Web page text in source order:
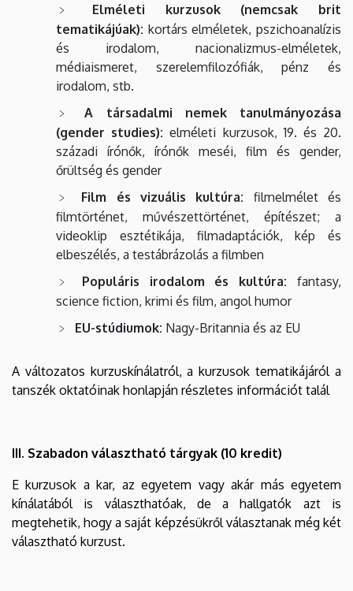
Elméleti kurzusok (nemcsak brit
tematikájúak): kortárs elméletek, pszichoanalízis
és irodalom, nacionalizmus-elméletek,
médiaismeret, szerelemfilozófiák, pénz és
irodalom, stb.
A társadalmi nemek tanulmányozása
(gender studies):elméleti kurzusok, 19. és 20.
századi írónők, írónők meséi, film és gender,
őrültség és gender
Film és vizuális kultúra: filmelmélet és
filmtörténet, művészettörténet, építészet; a
videoklip esztétikája, filmadaptációk, kép és
elbeszélés, a testábrázolás a filmben
Populáris irodalom és kultúra: fantasy,
science fiction, krimi és film, angol humor
EU-stúdiumok: Nagy-Britannia és az EU
A változatos kurzuskínálatról, a kurzusok tematikájáról a
tanszék oktatóinak honlapján részletes információt talál
III. Szabadon választható tárgyak (10 kredit)
E kurzusok a kar, az egyetem vagy akár más egyetem
kínálatából is választhatóak, de a hallgatók azt is
megtehetik, hogy a saját képzésükről választanak még két
választható kurzust.